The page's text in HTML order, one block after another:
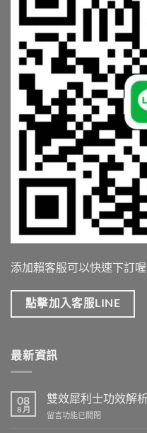
添加賴客服可以快速下訂喔
點擊加入客服LINE
最新資訊
08
8 月
雙效犀利士功效解
在
留言功能已關閉